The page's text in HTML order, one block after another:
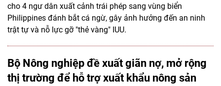
cho 4 ngư dân xuất cảnh trái phép sang vùng biển
Philippines đánh bắt cá ngừ, gây ảnh hưởng đến an ninh
trật tự và nỗ lực gỡ "thẻ vàng" IUU.
Bộ Nông nghiệp đề xuất giãn nợ, mở rộng
thị trường để hỗ trợ xuất khẩu nông sản